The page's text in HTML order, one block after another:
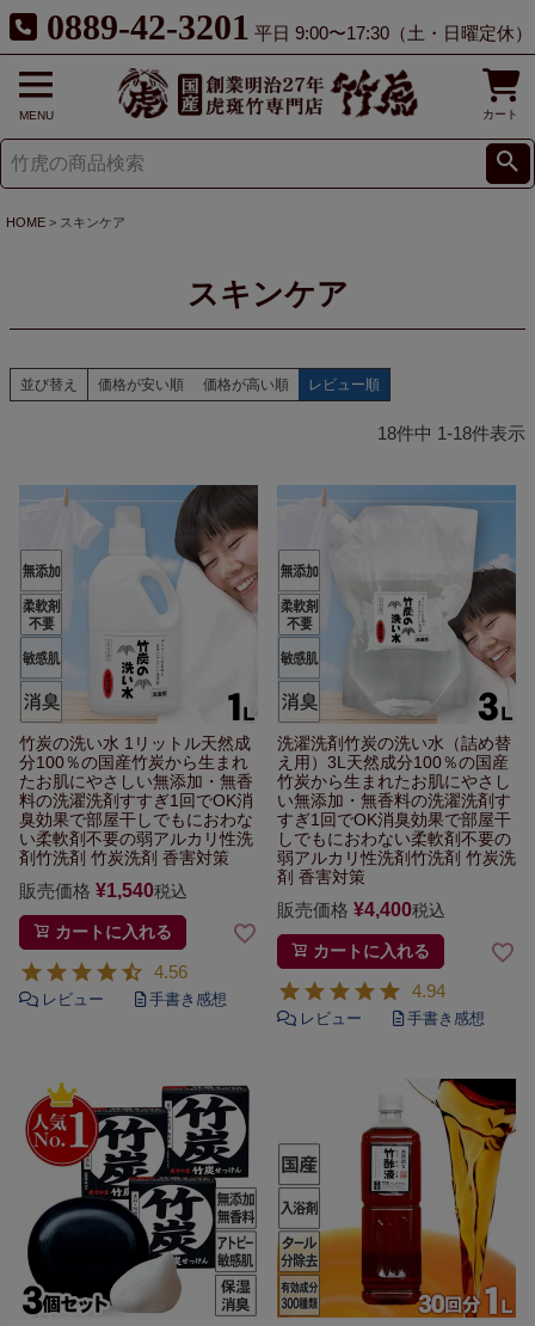
0889-42-3201 平日 9:00〜17:30（土・日曜定休）
MENU カート
HOME スキンケア
スキンケア
並び替え 価格が安い順 価格が高い順 レビュー順
18件中 1-18件表示
竹炭の洗い水 1リットル天然成
分100％の国産竹炭から生まれ
たお肌にやさしい無添加・無香
料の洗濯洗剤すすぎ1回でOK消
臭効果で部屋干しでもにおわな
い柔軟剤不要の弱アルカリ性洗
剤竹洗剤 竹炭洗剤 香害対策
販売価格 ¥1,540税込
カートに入れる
4.56
洗濯洗剤竹炭の洗い水（詰め替
え用）3L天然成分100％の国産
竹炭から生まれたお肌にやさし
い無添加・無香料の洗濯洗剤す
すぎ1回でOK消臭効果で部屋干
しでもにおわない柔軟剤不要の
弱アルカリ性洗剤竹洗剤 竹炭洗
剤 香害対策
販売価格 ¥4,400税込
カートに入れる
4.94